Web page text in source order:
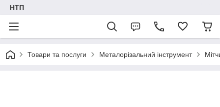
НТП
Товари та послуги Металорізальний інструмент